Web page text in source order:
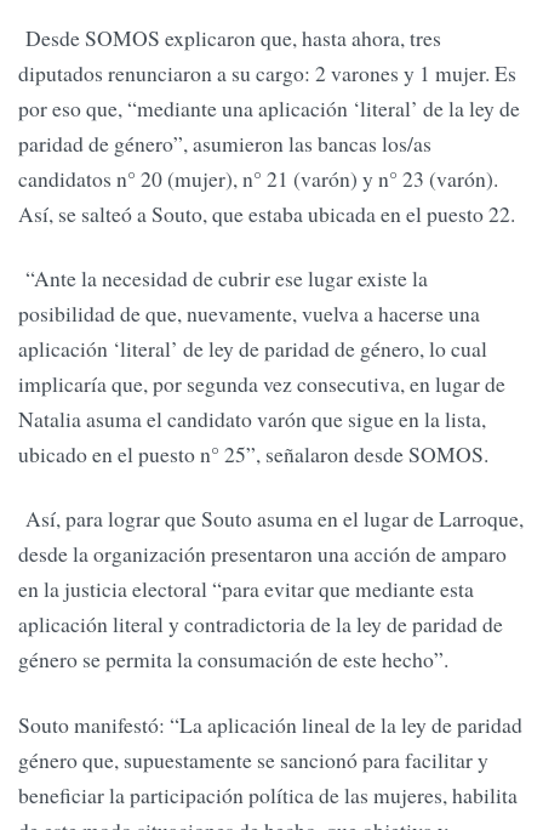
Desde SOMOS explicaron que, hasta ahora, tres
diputados renunciaron a su cargo: 2 varones y 1 mujer. Es
por eso que, “mediante una aplicación ‘literal’ de la ley de
paridad de género”, asumieron las bancas los/as
candidatos n° 20 (mujer), n° 21 (varón) y n° 23 (varón).
Así, se salteó a Souto, que estaba ubicada en el puesto 22.
“Ante la necesidad de cubrir ese lugar existe la
posibilidad de que, nuevamente, vuelva a hacerse una
aplicación ‘literal’ de ley de paridad de género, lo cual
implicaría que, por segunda vez consecutiva, en lugar de
Natalia asuma el candidato varón que sigue en la lista,
ubicado en el puesto n° 25”, señalaron desde SOMOS.
Así, para lograr que Souto asuma en el lugar de Larroque,
desde la organización presentaron una acción de amparo
en la justicia electoral “para evitar que mediante esta
aplicación literal y contradictoria de la ley de paridad de
género se permita la consumación de este hecho”.
Souto manifestó: “La aplicación lineal de la ley de paridad
género que, supuestamente se sancionó para facilitar y
beneficiar la participación política de las mujeres, habilita